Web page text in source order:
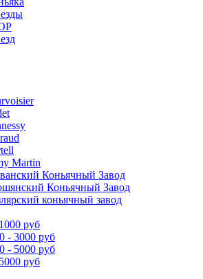
Martin
Коньячный Завод
Коньячный Завод
коньячный завод
руб
- 3000 руб
- 5000 руб
руб